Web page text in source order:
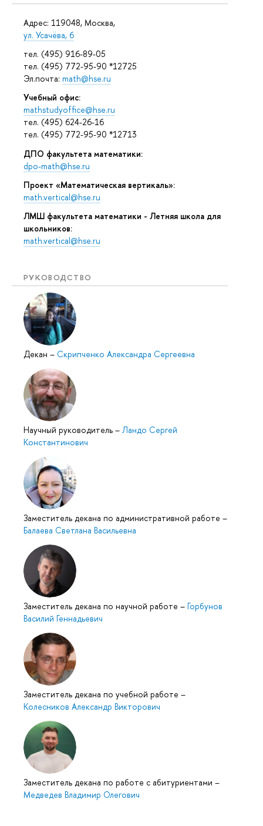
Адрес: 119048, Москва,
ул. Усачёва, 6
тел. (495) 916-89-05
тел. (495) 772-95-90 *12725
Эл.почта: math@hse.ru
Учебный офис:
mathstudyoffice@hse.ru
тел. (495) 624-26-16
тел. (495) 772-95-90 *12713
ДПО факультета математики:
dpo-math@hse.ru
Проект «Математическая вертикаль»:
math.vertical@hse.ru
ЛМШ факультета математики - Летняя школа для
школьников:
math.vertical@hse.ru
РУКОВОДСТВО
Декан – Скрипченко Александра Сергеевна
Научный руководитель – Ландо Сергей
Константинович
Заместитель декана по административной работе –
Балаева Светлана Васильевна
Заместитель декана по научной работе – Горбунов
Василий Геннадьевич
Заместитель декана по учебной работе –
Колесников Александр Викторович
Заместитель декана по работе с абитуриентами –
Медведев Владимир Олегович